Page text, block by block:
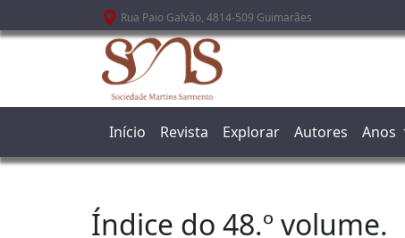
Passar para o conteúdo principal
Rua Paio Galvão, 4814-509 Guimarães
Início Revista Explorar Autores Anos
Índice do 48.º volume.